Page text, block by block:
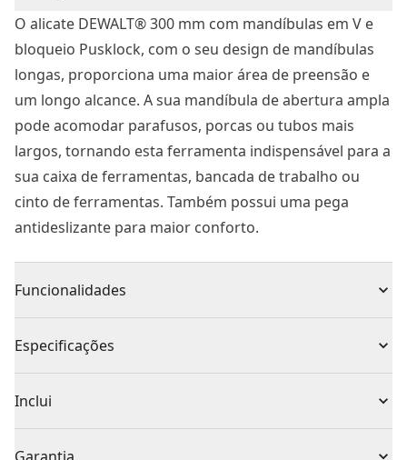
O alicate DEWALT® 300 mm com mandíbulas em V e
bloqueio Pusklock, com o seu design de mandíbulas
longas, proporciona uma maior área de preensão e
um longo alcance. A sua mandíbula de abertura ampla
pode acomodar parafusos, porcas ou tubos mais
largos, tornando esta ferramenta indispensável para a
sua caixa de ferramentas, bancada de trabalho ou
cinto de ferramentas. Também possui uma pega
antideslizante para maior conforto.
Funcionalidades
conforto
18 V Plataforma de bateria com ferramentas elétricas
recarregáveis para um tempo extra longo e a
Especificações
Tipo de Produto Alicate de junta ranhurada
Individual ou
Inclui